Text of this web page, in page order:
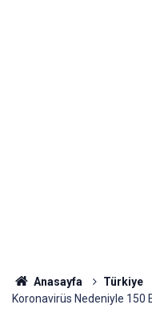
Anasayfa Türkiye
Koronavirüs Nedeniyle 150